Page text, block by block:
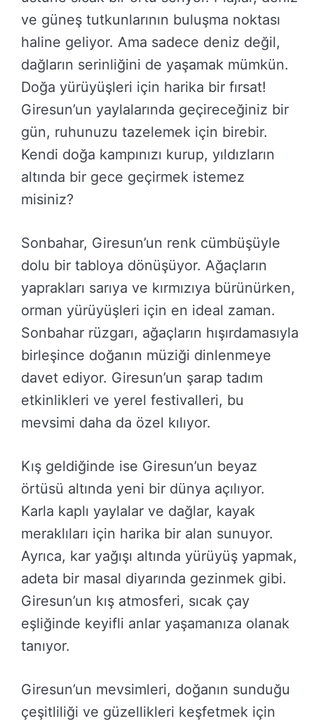
ve güneş tutkunlarının buluşma noktası
haline geliyor. Ama sadece deniz değil,
dağların serinliğini de yaşamak mümkün.
Doğa yürüyüşleri için harika bir fırsat!
Giresun’un yaylalarında geçireceğiniz bir
gün, ruhunuzu tazelemek için birebir.
Kendi doğa kampınızı kurup, yıldızların
altında bir gece geçirmek istemez
misiniz?
Sonbahar, Giresun’un renk cümbüşüyle
dolu bir tabloya dönüşüyor. Ağaçların
yaprakları sarıya ve kırmızıya bürünürken,
orman yürüyüşleri için en ideal zaman.
Sonbahar rüzgarı, ağaçların hışırdamasıyla
birleşince doğanın müziği dinlenmeye
davet ediyor. Giresun’un şarap tadım
etkinlikleri ve yerel festivalleri, bu
mevsimi daha da özel kılıyor.
Kış geldiğinde ise Giresun’un beyaz
örtüsü altında yeni bir dünya açılıyor.
Karla kaplı yaylalar ve dağlar, kayak
meraklıları için harika bir alan sunuyor.
Ayrıca, kar yağışı altında yürüyüş yapmak,
adeta bir masal diyarında gezinmek gibi.
Giresun’un kış atmosferi, sıcak çay
eşliğinde keyifli anlar yaşamanıza olanak
tanıyor.
Giresun’un mevsimleri, doğanın sunduğu
çeşitliliği ve güzellikleri keşfetmek için